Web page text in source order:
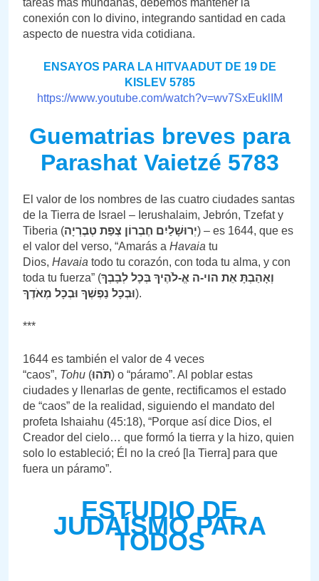
tareas más mundanas, debemos mantener la
conexión con lo divino, integrando santidad en cada
aspecto de nuestra vida cotidiana.
ENSAYOS PARA LA HITVAADUT DE 19 DE
KISLEV 5785
https://www.youtube.com/watch?v=wv7SxEuklIM
Guematrias breves para
Parashat Vaietzé 5783
El valor de los nombres de las cuatro ciudades santas
de la Tierra de Israel – Ierushalaim, Jebrón, Tzefat y
Tiberia (יְרוּשָׁלַיִם חֶבְרוֹן צְפַת טְבֶרְיָה) – es 1644, que es
el valor del verso, “Amarás a Havaia tu
Dios, Havaia todo tu corazón, con toda tu alma, y con
toda tu fuerza” (וְאָהַבְתָּ אֵת הוי-ה אֱ-לֹהֶיךָ בְּכָל לְבָבְךָ
וּבְכָל נַפְשְׁךָ וּבְכָל מְאֹדֶךָ).
***
1644 es también el valor de 4 veces
“caos”, Tohu (תֹּהוּ) o “páramo”. Al poblar estas
ciudades y llenarlas de gente, rectificamos el estado
de “caos” de la realidad, siguiendo el mandato del
profeta Ishaiahu (45:18), “Porque así dice Dios, el
Creador del cielo… que formó la tierra y la hizo, quien
solo lo estableció; Él no la creó [la Tierra] para que
fuera un páramo”.
ESTUDIO DE
JUDAÍSMO PARA
TODOS